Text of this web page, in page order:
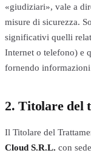
«giudiziari», vale a
misure di sicurezza.
significativi quelli
Internet o telefono) e
fornendo
2. Titolare del
Il Titolare del
Cloud S.R.L. con